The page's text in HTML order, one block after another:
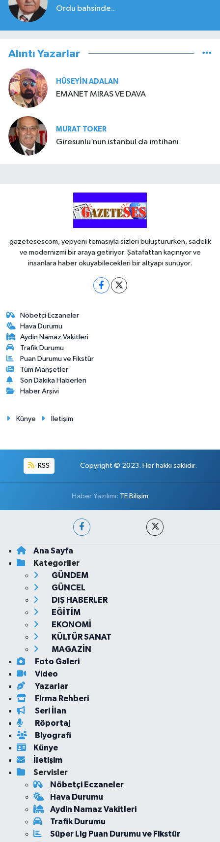
Ordu bahsinde..
Alıntı Yazarlar
HÜSEYIN ADALAN
EMANET MİRAS VE DAVA
MURAT TOKER
Giresunlu’nun istanbul da imtihanı
gazetesescom, yepyeni temasıyla sizleri buluştururken, sadelik
ve modernizmi bir araya getiriyor. Şatafattan kaçınıyor ve
insanlara haber okuyabilecekleri bir altyapı sunuyor.
Nöbetçi Eczaneler
Hava Durumu
Aydin Namaz Vakitleri
Trafik Durumu
Puan Durumu ve Fikstür
Tüm Manşetler
Son Dakika Haberleri
Haber Arşivi
Künye İletişim
RSS Copyright © 2023. Her hakkı saklıdır.
Haber Yazılımı: TE Bilişim
Ana Sayfa
Kategoriler
GÜNDEM
GÜNCEL
DIŞ HABERLER
EĞİTİM
EKONOMİ
KÜLTÜR SANAT
MAGAZİN
Foto Galeri
Video
Yazarlar
Firma Rehberi
Seri İlan
Röportaj
Biyografi
Künye
İletişim
Servisler
Nöbetçi Eczaneler
Hava Durumu
Aydin Namaz Vakitleri
Trafik Durumu
Süper Lig Puan Durumu ve Fikstür